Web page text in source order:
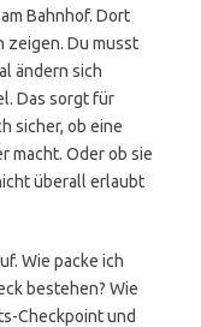
Bahnhof. Dort
zeigen. Du musst
ändern sich
Das sorgt für
sicher, ob eine
macht. Oder ob sie
überall erlaubt
Wie packe ich
bestehen? Wie
Checkpoint und